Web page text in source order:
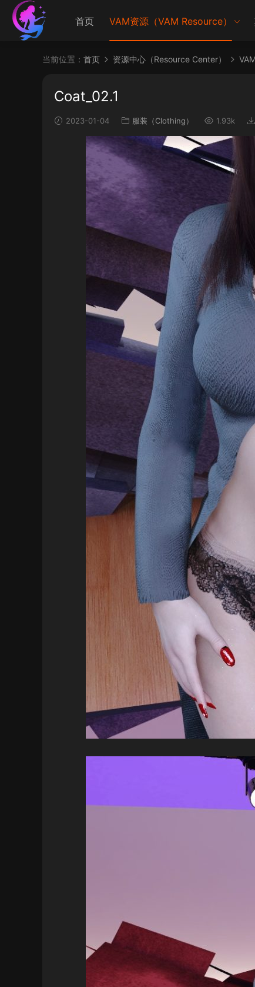
首页 VAM资源（VAM Resource）
当前位置： 首页 资源中心（Resource Center）
Coat_02.1
2023-01-04 服装（Clothing） 1.93k